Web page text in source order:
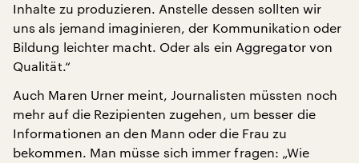
Inhalte zu produzieren. Anstelle dessen sollten wir
uns als jemand imaginieren, der Kommunikation oder
Bildung leichter macht. Oder als ein Aggregator von
Qualität.“
Auch Maren Urner meint, Journalisten müssten noch
mehr auf die Rezipienten zugehen, um besser die
Informationen an den Mann oder die Frau zu
bekommen. Man müsse sich immer fragen: „Wie